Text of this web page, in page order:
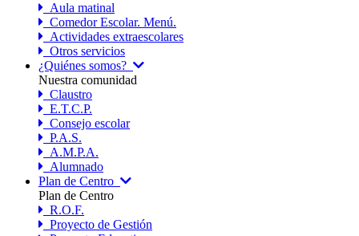
Aula matinal
Comedor Escolar. Menú.
Actividades extraescolares
Otros servicios
¿Quiénes somos?
Nuestra comunidad
Claustro
E.T.C.P.
Consejo escolar
P.A.S.
A.M.P.A.
Alumnado
Plan de Centro
Plan de Centro
R.O.F.
Proyecto de Gestión